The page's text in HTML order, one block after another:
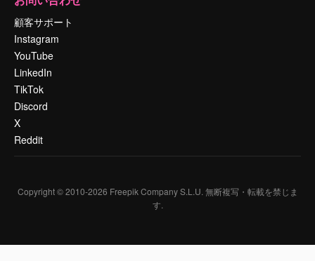
顧客サポート
Instagram
YouTube
LinkedIn
TikTok
Discord
X
Reddit
Copyright © 2010-2026 Freepik Company S.L.U. 無断複写・転載を禁じま
す.